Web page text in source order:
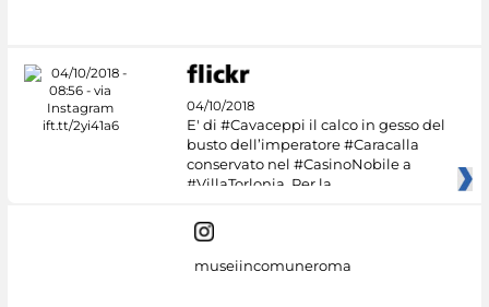
04/10/2018
E' di #Cavaceppi il calco in gesso del
busto dell’imperatore #Caracalla
conservato nel #CasinoNobile a
#VillaTorlonia. Per la
museiincomuneroma